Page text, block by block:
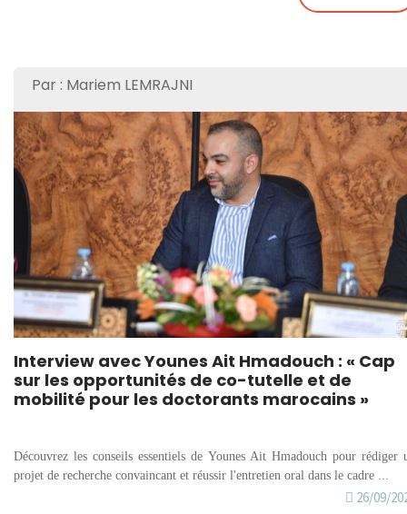
Par : Mariem LEMRAJNI
Interview avec Younes Ait Hmadouch : « Cap
sur les opportunités de co-tutelle et de
mobilité pour les doctorants marocains »
Découvrez les conseils essentiels de Younes Ait Hmadouch pour rédiger
projet de recherche convaincant et réussir l'entretien oral dans le cadre ...
26/09/